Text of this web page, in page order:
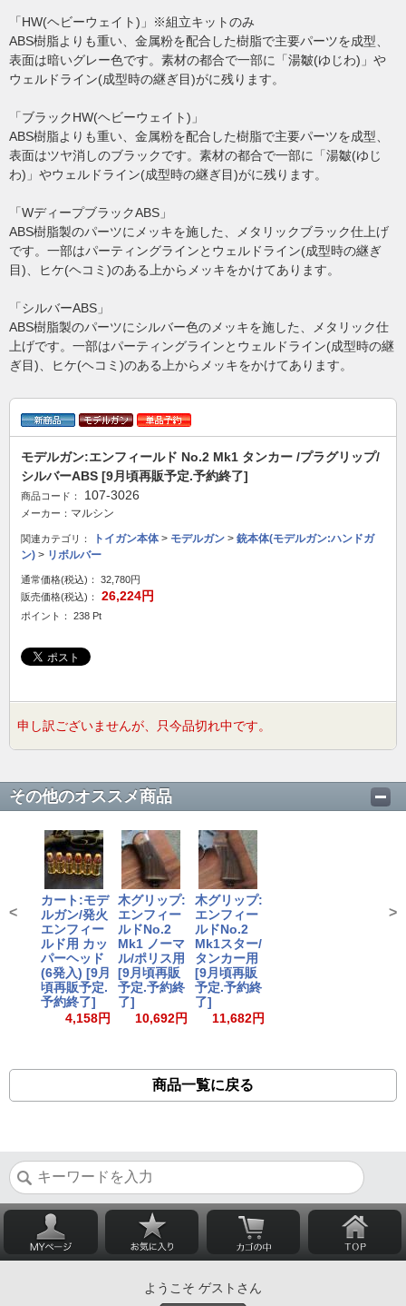
「HW(ヘビーウェイト)」※組立キットのみ
ABS樹脂よりも重い、金属粉を配合した樹脂で主要パーツを成型、
表面は暗いグレー色です。素材の都合で一部に「湯皺(ゆじわ)」や
ウェルドライン(成型時の継ぎ目)がに残ります。
「ブラックHW(ヘビーウェイト)」
ABS樹脂よりも重い、金属粉を配合した樹脂で主要パーツを成型、
表面はツヤ消しのブラックです。素材の都合で一部に「湯皺(ゆじ
わ)」やウェルドライン(成型時の継ぎ目)がに残ります。
「WディープブラックABS」
ABS樹脂製のパーツにメッキを施した、メタリックブラック仕上げ
です。一部はパーティングラインとウェルドライン(成型時の継ぎ
目)、ヒケ(ヘコミ)のある上からメッキをかけてあります。
「シルバーABS」
ABS樹脂製のパーツにシルバー色のメッキを施した、メタリック仕
上げです。一部はパーティングラインとウェルドライン(成型時の継
ぎ目)、ヒケ(ヘコミ)のある上からメッキをかけてあります。
モデルガン:エンフィールド No.2 Mk1 タンカー /プラグリップ/
シルバーABS [9月頃再販予定.予約終了]
商品コード： 107-3026
メーカー： マルシン
関連カテゴリ： トイガン本体> モデルガン > 銃本体(モデルガン:ハンドガ
ン) > リボルバー
通常価格(税込)：
32,780円
販売価格(税込)：
26,224円
ポイント： 238 Pt
申し訳ございませんが、只今品切れ中です。
その他のオススメ商品
カート:モデ
ルガン/発火
エンフィー
ルド用 カッ
パーヘッド
(6発入) [9月
頃再販予定.
予約終了]
4,158円
木グリップ:
エンフィー
ルドNo.2
Mk1 ノーマ
ル/ポリス用
[9月頃再販
予定.予約終
了]
10,692円
木グリップ:
エンフィー
ルドNo.2
Mk1スター/
タンカー用
[9月頃再販
予定.予約終
了]
11,682円
< >
商品一覧に戻る
ようこそ ゲストさん